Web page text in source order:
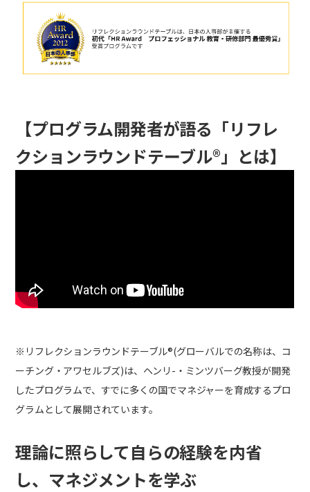
【プログラム開発者が語る「リフレ
クションラウンドテーブル®」とは】
※リフレクションラウンドテーブル®(グローバルでの名称は、コ
ーチング・アワセルブズ)は、ヘンリ-・ミンツバーグ教授が開発
したプログラムで、すでに多くの国でマネジャーを育成するプロ
グラムとして展開されています。
理論に照らして自らの経験を内省
し、マネジメントを学ぶ